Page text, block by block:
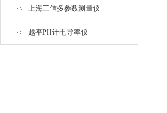
上海三信多参数测量仪
越平PH计电导率仪